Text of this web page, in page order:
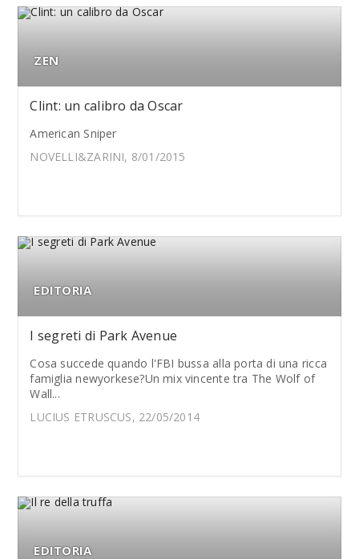
ZEN
Clint: un calibro da Oscar
American Sniper
NOVELLI&ZARINI, 8/01/2015
EDITORIA
I segreti di Park Avenue
Cosa succede quando l'FBI bussa alla porta di una ricca
famiglia newyorkese?Un mix vincente tra The Wolf of
Wall...
LUCIUS ETRUSCUS, 22/05/2014
EDITORIA